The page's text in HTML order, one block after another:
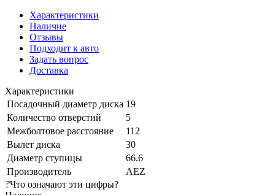
Характеристики
Наличие
Отзывы
Подходит к авто
Задать вопрос
Доставка
Характеристики
Посадочный диаметр диска 19
Количество отверстий
5
Межболтовое расстояние
112
Вылет диска
30
Диаметр ступицы
66.6
Производитель
AEZ
?Что означают эти цифры?